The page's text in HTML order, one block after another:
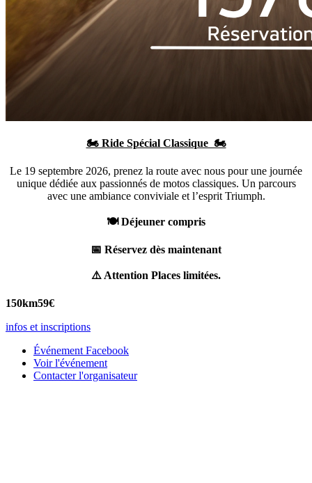
🏍️ Ride Spécial Classique 🏍️
Le 19 septembre 2026, prenez la route avec nous pour une journée
unique dédiée aux passionnés de motos classiques. Un parcours
avec une ambiance conviviale et l’esprit Triumph.
🍽️ Déjeuner compris
📅 Réservez dès maintenant
⚠️ Attention Places limitées.
150km59€
infos et inscriptions
Événement Facebook
Voir l'événement
Contacter l'organisateur